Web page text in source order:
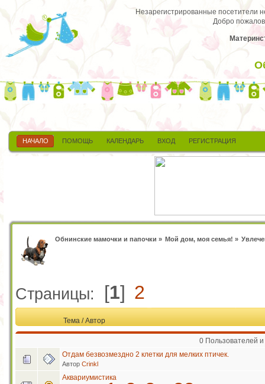
Незарегистрированные посетители
Добро
НАЧАЛО ПОМОЩЬ КАЛЕНДАРЬ ВХОД РЕГИСТРАЦИЯ
Обнинские мамочки и папочки » Мой дом, моя семья! »
Страницы: [1] 2
Тема /Автор
0 Пользователей
Отдам безвозмездно 2 клетки для мелких птичек.
Автор Crinkl
Аквариумистика